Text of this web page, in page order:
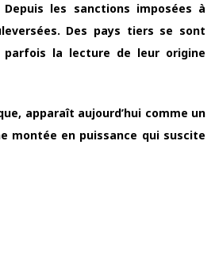
les sanctions imposées à
Des pays tiers se sont
parfois la lecture de leur origine
apparaît aujourd’hui comme un
montée en puissance qui suscite